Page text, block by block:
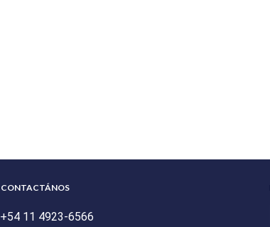
CONTACTÁNOS
+54 11 4923-6566